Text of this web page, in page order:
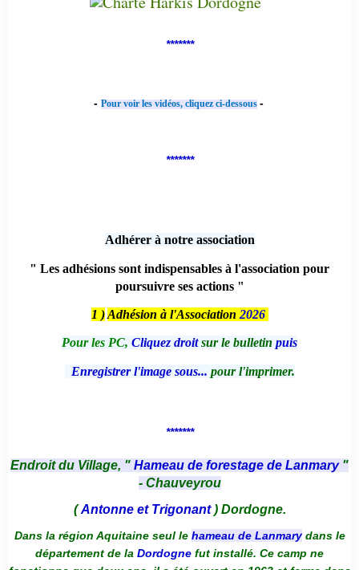
*******
- Pour voir les vidéos, cliquez ci-dessous -
*******
Adhérer à notre association
" Les adhésions sont indispensables à l'association pour
poursuivre ses actions "
1 ) Adhésion à l'Association 2026
Pour les PC, Cliquez droitsur le bulletin puis
Enregistrer l'image sous... pour l'imprimer.
*******
Endroit du Village, " Hameau de forestage de Lanmary "
- Chauveyrou
(Antonne et Trigonant) Dordogne.
Dans la région Aquitaine seul le hameau de Lanmarydans le
département de la Dordogne fut installé. Ce camp ne